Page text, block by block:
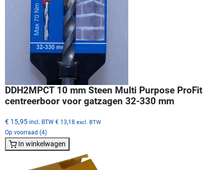
DDH2MPCT 10 mm Steen Multi Purpose ProFit
centreerboor voor gatzagen 32-330 mm
€ 15,95 incl. BTW € 13,18 excl. BTW
Op voorraad (4)
In winkelwagen